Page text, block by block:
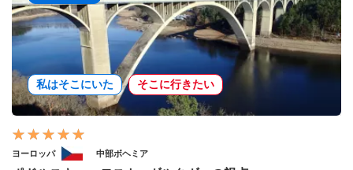
私はそこにいた そこに行きたい
ヨーロッパ 中部ボヘミア